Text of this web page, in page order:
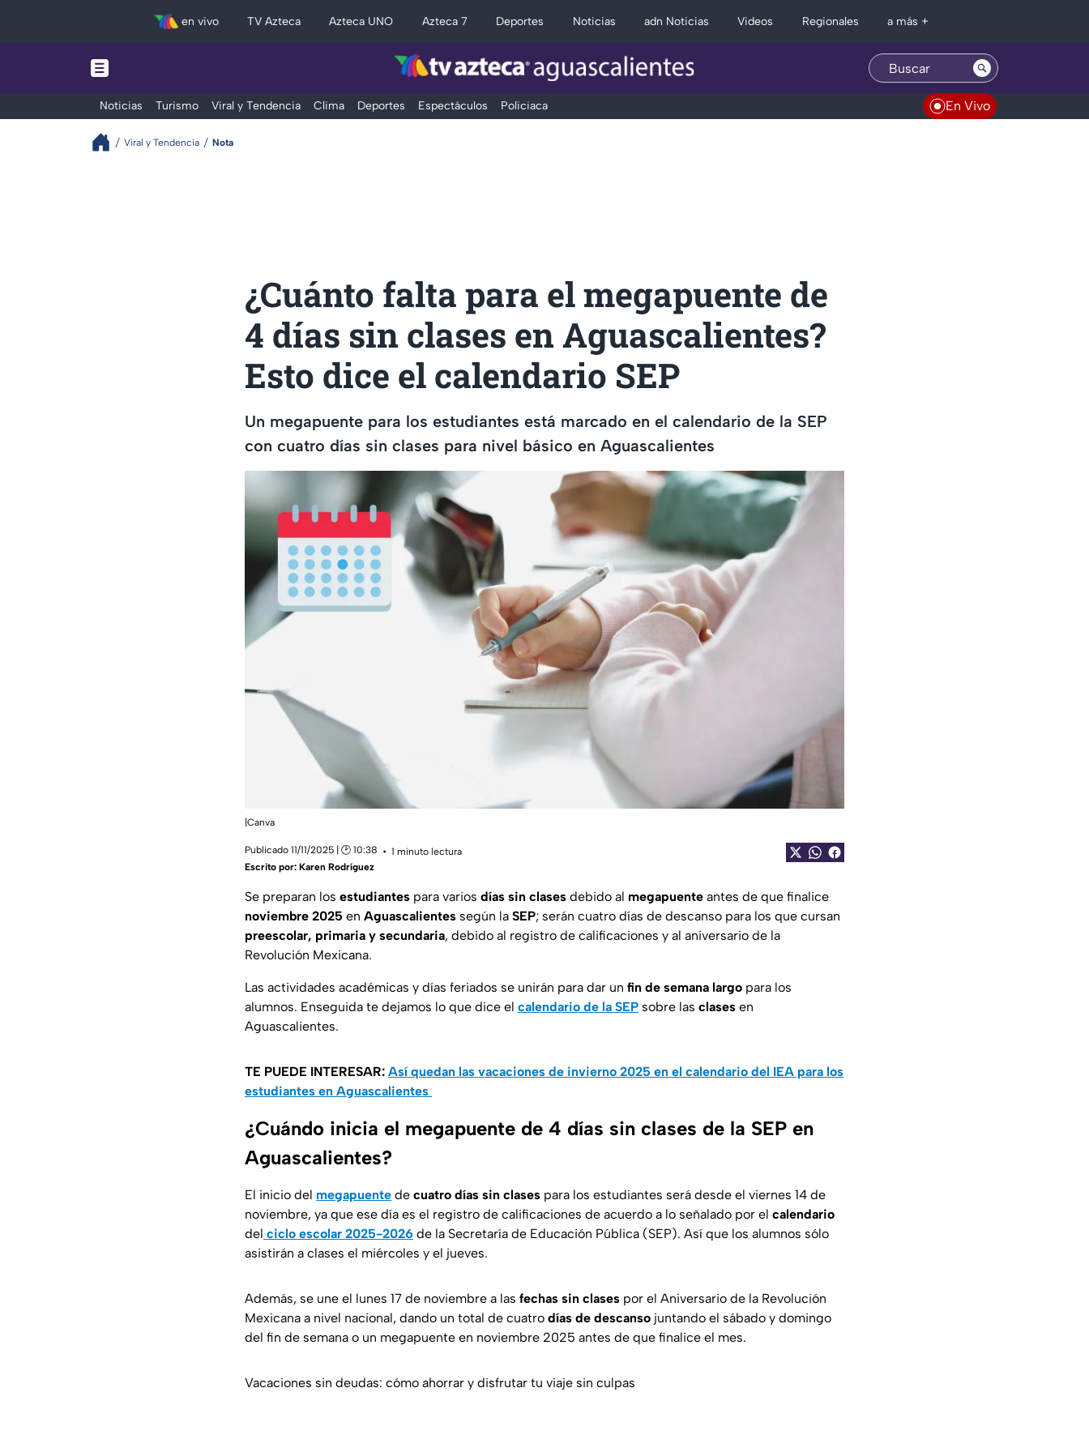
en vivo TV Azteca Azteca UNO Azteca 7 Deportes Noticias adn Noticias Videos Regionales a más +
Noticias Turismo Viral y Tendencia Clima Deportes Espectáculos Policiaca En Vivo
Viral y Tendencia Nota
¿Cuánto falta para el megapuente de
4 días sin clases en Aguascalientes?
Esto dice el calendario SEP
Un megapuente para los estudiantes está marcado en el calendario de la SEP
con cuatro días sin clases para nivel básico en Aguascalientes
|Canva
Publicado 11/11/2025 | 🕑 10:38
1 minuto lectura
Escrito por: Karen Rodríguez
Se preparan los estudiantes para varios días sin clases debido al megapuente antes de que finalice
noviembre 2025 en Aguascalientes según la SEP; serán cuatro días de descanso para los que cursan
preescolar, primaria y secundaria, debido al registro de calificaciones y al aniversario de la
Revolución Mexicana.
Las actividades académicas y días feriados se unirán para dar un fin de semana largo para los
alumnos. Enseguida te dejamos lo que dice el calendario de la SEP sobre las clases en
Aguascalientes.
TE PUEDE INTERESAR: Así quedan las vacaciones de invierno 2025 en el calendario del IEA para los
estudiantes en Aguascalientes
¿Cuándo inicia el megapuente de 4 días sin clases de la SEP en
Aguascalientes?
El inicio del megapuente de cuatro días sin clases para los estudiantes será desde el viernes 14 de
noviembre, ya que ese día es el registro de calificaciones de acuerdo a lo señalado por el calendario
del ciclo escolar 2025-2026 de la Secretaría de Educación Pública (SEP). Así que los alumnos sólo
asistirán a clases el miércoles y el jueves.
Además, se une el lunes 17 de noviembre a las fechas sin clases por el Aniversario de la Revolución
Mexicana a nivel nacional, dando un total de cuatro días de descanso juntando el sábado y domingo
del fin de semana o un megapuente en noviembre 2025 antes de que finalice el mes.
Vacaciones sin deudas: cómo ahorrar y disfrutar tu viaje sin culpas